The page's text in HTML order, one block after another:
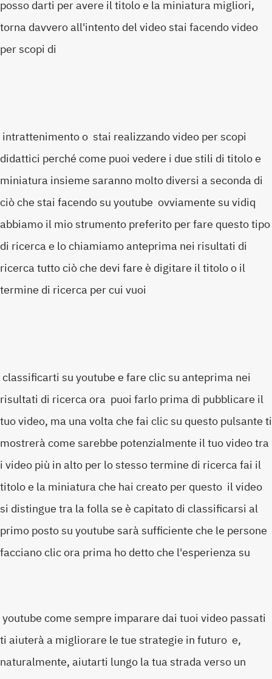
posso darti per avere il titolo e la miniatura migliori,
torna davvero all'intento del video stai facendo video
per scopi di
intrattenimento o stai realizzando video per scopi
didattici perché come puoi vedere i due stili di titolo e
miniatura insieme saranno molto diversi a seconda di
ciò che stai facendo su youtube ovviamente su vidiq
abbiamo il mio strumento preferito per fare questo tipo
di ricerca e lo chiamiamo anteprima nei risultati di
ricerca tutto ciò che devi fare è digitare il titolo o il
termine di ricerca per cui vuoi
classificarti su youtube e fare clic su anteprima nei
risultati di ricerca ora puoi farlo prima di pubblicare il
tuo video, ma una volta che fai clic su questo pulsante ti
mostrerà come sarebbe potenzialmente il tuo video tra
i video più in alto per lo stesso termine di ricerca fai il
titolo e la miniatura che hai creato per questo il video
si distingue tra la folla se è capitato di classificarsi al
primo posto su youtube sarà sufficiente che le persone
facciano clic ora prima ho detto che l'esperienza su
youtube come sempre imparare dai tuoi video passati
ti aiuterà a migliorare le tue strategie in futuro e,
naturalmente, aiutarti lungo la tua strada verso un